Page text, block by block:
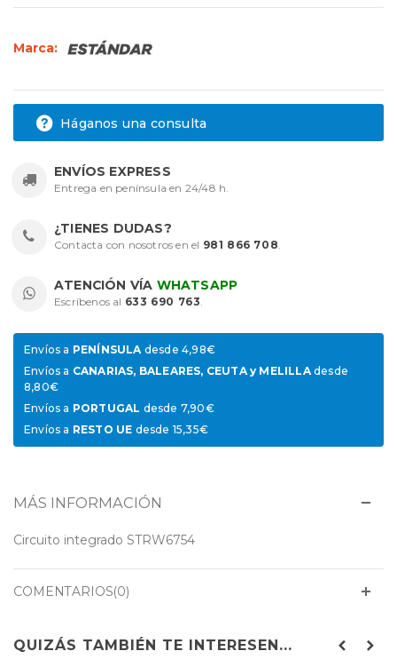
Marca:
Háganos una consulta
ENVÍOS EXPRESS
Entrega en península en 24/48 h.
¿TIENES DUDAS?
Contacta con nosotros en el 981 866 708.
ATENCIÓN VÍA WHATSAPP
Escríbenos al 633 690 763.
Envíos a PENÍNSULAdesde 4,98€
Envíos a CANARIAS, BALEARES, CEUTA y MELILLAdesde
8,80€
Envíos a PORTUGAL desde 7,90€
Envíos a RESTO UE desde 15,35€
MÁS INFORMACIÓN
Circuito integrado STRW6754
COMENTARIOS(0)
QUIZÁS TAMBIÉN TE INTERESEN...